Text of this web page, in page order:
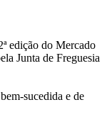
edição do Mercado
Junta de Freguesia
sucedida e de